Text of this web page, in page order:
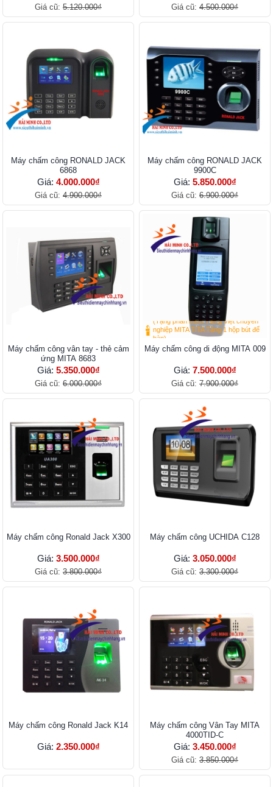
Giá cũ: 5.120.000₫ Giá cũ: 4.500.000₫
Máy chấm công RONALD JACK
6868
Giá: 4.000.000₫
Giá cũ: 4.900.000₫
Máy chấm công RONALD JACK
9900C
Giá: 5.850.000₫
Giá cũ: 6.900.000₫
Máy chấm công vân tay - thẻ cảm
ứng MITA 8683
Giá: 5.350.000₫
Giá cũ: 6.000.000₫
(Tặng phần mềm Tiếng Việt chuyên
nghiệp MITA TITA Tặng 1 hộp bút để
bàn)
Máy chấm công di động MITA 009
Giá: 7.500.000₫
Giá cũ: 7.900.000₫
Máy chấm công Ronald Jack X300
Giá: 3.500.000₫
Giá cũ: 3.800.000₫
Máy chấm công UCHIDA C128
Giá: 3.050.000₫
Giá cũ: 3.300.000₫
Máy chấm công Ronald Jack K14
Giá: 2.350.000₫
Máy chấm công Vân Tay MITA
4000TID-C
Giá: 3.450.000₫
Giá cũ: 3.850.000₫